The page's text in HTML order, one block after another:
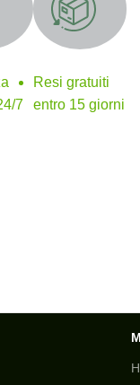
7
7
Resi gratuiti
Resi gratuiti
entro 15 giorni